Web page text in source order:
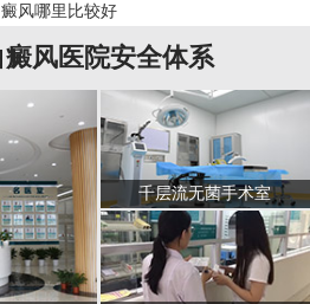
风哪里比较好
风医院安全体系
千层流无菌手术室